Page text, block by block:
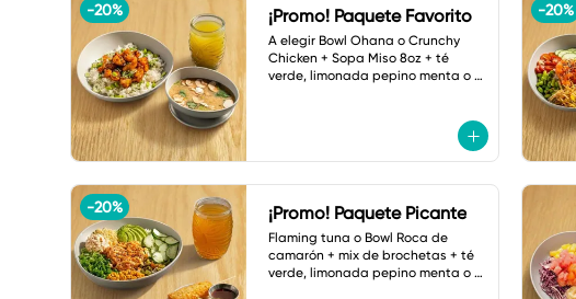
-20% ¡Promo! Paquete Favorito
A elegir Bowl Ohana o Crunchy
Chicken + Sopa Miso 8oz + té
verde, limonada pepino menta o
-20%
-20% ¡Promo! Paquete Picante
Flaming tuna o Bowl Roca de
camarón + mix de brochetas + té
verde, limonada pepino menta o